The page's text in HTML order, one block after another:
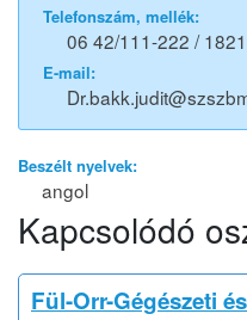
Telefonszám, mellék:
06 42/111-222 /
E-mail:
Beszélt nyelvek:
angol
Kapcsolódó
Fül-Orr-Gégészeti